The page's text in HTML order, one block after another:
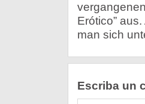
Erótico”
man sich
Escriba un